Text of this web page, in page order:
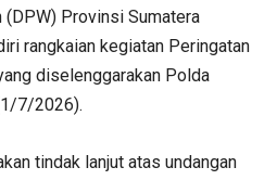
(DPW) Provinsi Sumatera
rangkaian kegiatan Peringatan
diselenggarakan Polda
7/2026).
tindak lanjut atas undangan